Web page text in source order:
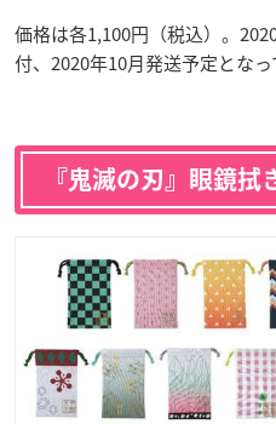
価格は各1,100円（税込）。
付、2020年10月発送予定となっ
『鬼滅の刃』眼鏡拭